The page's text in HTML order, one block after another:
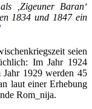
‚Zigeuner Baran‘
1834 und 1847 ein
seien
Im Jahr 1924
1929 werden 45
laut einer Erhebung
Rom_nija.